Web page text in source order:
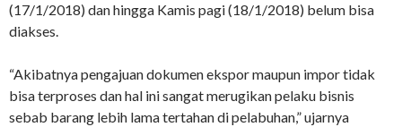
(17/1/2018) dan hingga Kamis pagi (18/1/2018) belum bisa
diakses.
“Akibatnya pengajuan dokumen ekspor maupun impor tidak
bisa terproses dan hal ini sangat merugikan pelaku bisnis
sebab barang lebih lama tertahan di pelabuhan,” ujarnya